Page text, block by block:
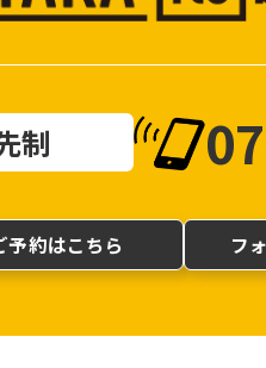
制
予約はこちら フ